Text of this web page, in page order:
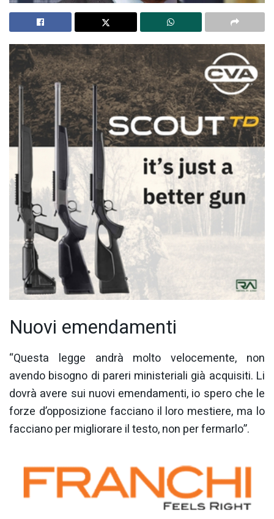
Nuovi emendamenti
“Questa legge andrà molto velocemente, non
avendo bisogno di pareri ministeriali già acquisiti. Li
dovrà avere sui nuovi emendamenti, io spero che le
forze d’opposizione facciano il loro mestiere, ma lo
facciano per migliorare il testo, non per fermarlo”.